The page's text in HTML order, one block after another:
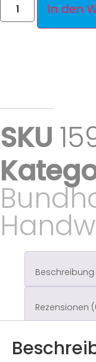
In den
SKU
Beschreibung
Rezensionen